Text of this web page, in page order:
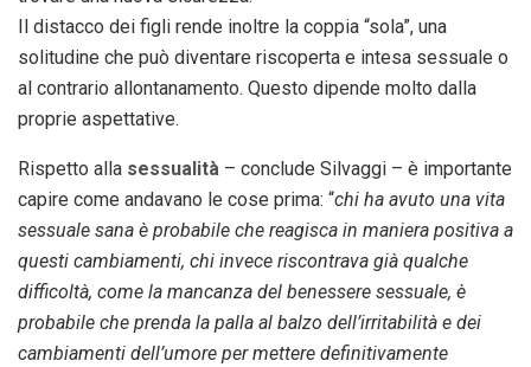
Il distacco dei figli rende inoltre la coppia “sola”, una
solitudine che può diventare riscoperta e intesa sessuale o
al contrario allontanamento. Questo dipende molto dalla
proprie aspettative.
Rispetto alla sessualità – conclude Silvaggi – è importante
capire come andavano le cose prima: “chi ha avuto una vita
sessuale sana è probabile che reagisca in maniera positiva a
questi cambiamenti, chi invece riscontrava già qualche
difficoltà, come la mancanza del benessere sessuale, è
probabile che prenda la palla al balzo dell’irritabilità e dei
cambiamenti dell’umore per mettere definitivamente